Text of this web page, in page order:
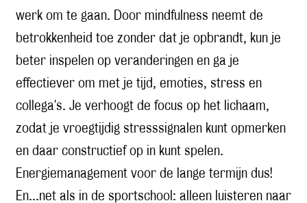
werk om te gaan. Door mindfulness neemt de
betrokkenheid toe zonder dat je opbrandt, kun je
beter inspelen op veranderingen en ga je
effectiever om met je tijd, emoties, stress en
collega's. Je verhoogt de focus op het lichaam,
zodat je vroegtijdig stresssignalen kunt opmerken
en daar constructief op in kunt spelen.
Energiemanagement voor de lange termijn dus!
En...net als in de sportschool: alleen luisteren naar